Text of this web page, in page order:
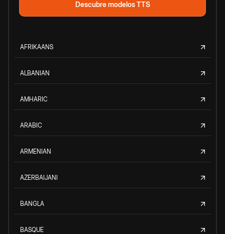
Descubre modelos TTS
AFRIKAANS
ALBANIAN
AMHARIC
ARABIC
ARMENIAN
AZERBAIJANI
BANGLA
BASQUE